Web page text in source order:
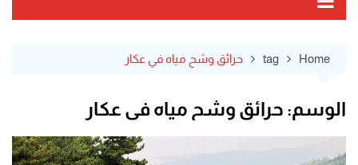
Home
tag حرائق وشح مياه في عكار
الوسم: حرائق وشح مياه في عكار